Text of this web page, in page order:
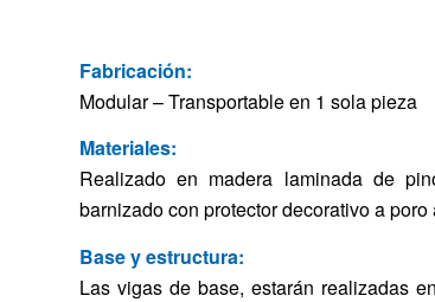
Fabricación:
Modular – Transportable en 1 sola pieza
Materiales:
Realizado en madera laminada de
barnizado con protector decorativo a poro
Base y estructura:
Las vigas de base, estarán realizadas